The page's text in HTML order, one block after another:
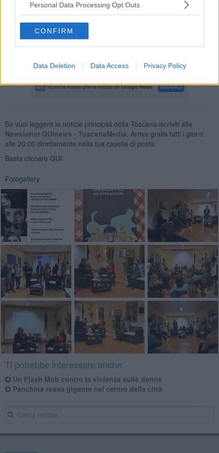
Personal Data Processing Opt Outs
CONFIRM
Data Deletion Data Access Privacy Policy
In chiusura di serata, che si è svolta giovedì, l'inaugurazione della
mostra"Biglietto per uno" di Josip Miskovic
ha immortalato immagini tanto suggestive quanto esplicite nelle
quali emerge lo stato d'animo, le paura e le speranze di molte
donne. La mostra, allestita aPalazzo delle Stigmatine, resterà
aperta tutti i fine settimana fino all'8 dicembre.
Se vuoi leggere le notizie principali della Toscana iscriviti alla
Newsletter QUInews - ToscanaMedia. Arriva gratis tutti i giorni
alle 20:00 direttamente nella tua casella di posta.
Basta cliccare QUI
Fotogallery
Ti potrebbe interessare anche:
Un Flash Mob contro la violenza sulle donne
Panchina rossa gigante nel centro della città